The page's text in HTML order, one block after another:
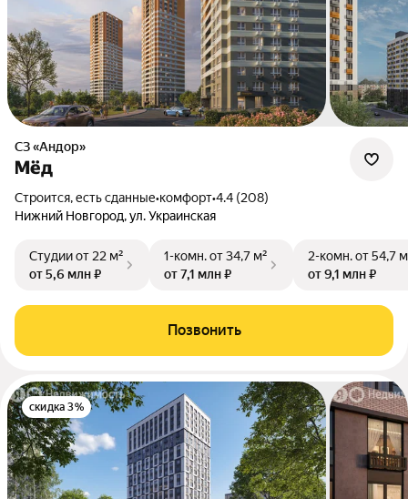
СЗ «Андор»
Мёд
Строится, есть сданные•комфорт•4.4 (208)
Нижний Новгород, ул. Украинская
Студииот 22 м²
от 5,6 млн ₽
1-комн.от 34,7 м²
от 7,1 млн ₽
2-комн.от 54,7
от 9,1 млн ₽
Позвонить
скидка 3%